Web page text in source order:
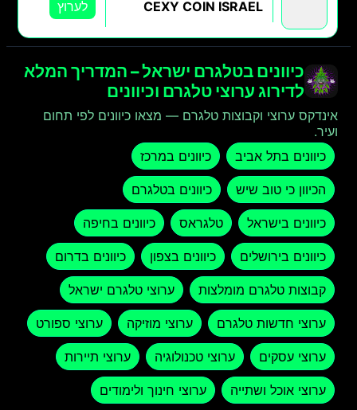
CEXY COIN ISRAEL לערוץ
כיוונים בטלגרם ישראל – המדריך המלא
לדירוג ערוצי טלגרם וכיוונים
אינדקס ערוצי וקבוצות טלגרם — מצאו כיוונים לפי תחום
ועיר.
כיוונים בתל אביב
כיוונים במרכז
הכיוון כי טוב שיש כיוונים בטלגרם
כיוונים בישראל טלגראס כיוונים בחיפה
כיוונים בירושלים כיוונים בצפון כיוונים בדרום
קבוצות טלגרם מומלצות ערוצי טלגרם ישראל
ערוצי חדשות טלגרם ערוצי מוזיקה ערוצי ספורט
ערוצי עסקים ערוצי טכנולוגיה ערוצי תיירות
ערוצי אוכל ושתייה ערוצי חינוך ולימודים